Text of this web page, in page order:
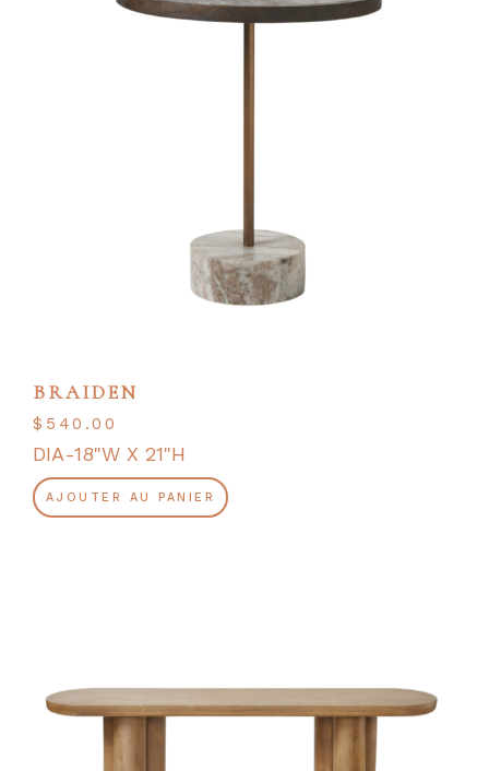
BRAIDEN
$ 540.00
DIA-18"W X 21"H
AJOUTER AU PANIER